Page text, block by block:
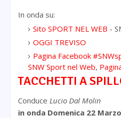
In onda su:
Sito SPORT NEL WEB -
OGGI TREVISO
Pagina Facebook
SNW Sport nel Web,
TACCHETTI A
Conduce Lucio Dal Molin
in onda Domenica 22